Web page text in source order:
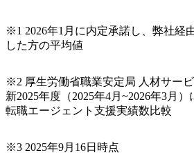
ご担当いただき、当社の社員が業務
徐々に対応範囲を広げていただきま
ルティング領域)から参画いただきま
への企画提案、そして実行までを一
だきます。 アジャイル開発を通じて
軟に取り入れながら改善サイクルを
きます。 ● 勤務地 東京都渋谷区渋谷3丁目6-7 渋谷金王タワ
※1 2026年1月に内定承諾し、弊社経
した方の平均値
※2 厚生労働省職業安定局 人材サー
新2025年度（2025年4月~2026年3月
転職エージェント支援実績数比較
※3 2025年9月16日時点